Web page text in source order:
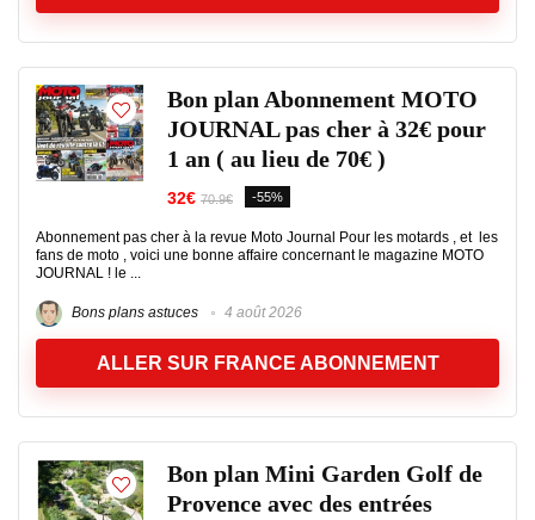
Bon plan Abonnement MOTO
JOURNAL pas cher à 32€ pour
1 an ( au lieu de 70€ )
32€ 70.9€ -55%
Abonnement pas cher à la revue Moto Journal Pour les motards , et les
fans de moto , voici une bonne affaire concernant le magazine MOTO
JOURNAL ! le ...
Bons plans astuces 4 août 2026
ALLER SUR FRANCE ABONNEMENT
Bon plan Mini Garden Golf de
Provence avec des entrées